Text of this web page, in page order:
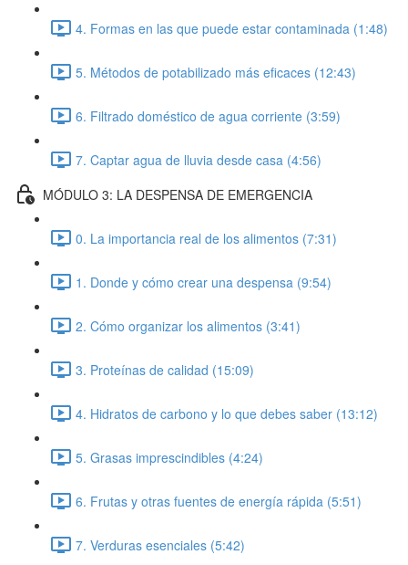
4. Formas en las que puede estar contaminada (1:48)
5. Métodos de potabilizado más eficaces (12:43)
6. Filtrado doméstico de agua corriente (3:59)
7. Captar agua de lluvia desde casa (4:56)
MÓDULO 3: LA DESPENSA DE EMERGENCIA
0. La importancia real de los alimentos (7:31)
1. Donde y cómo crear una despensa (9:54)
2. Cómo organizar los alimentos (3:41)
3. Proteínas de calidad (15:09)
4. Hidratos de carbono y lo que debes saber (13:12)
5. Grasas imprescindibles (4:24)
6. Frutas y otras fuentes de energía rápida (5:51)
7. Verduras esenciales (5:42)